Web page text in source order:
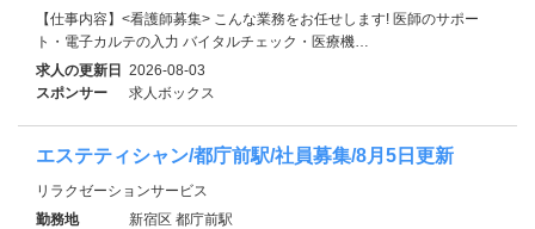
【仕事内容】<看護師募集> こんな業務をお任せします! 医師のサポー
ト・電子カルテの入力 バイタルチェック・医療機…
求人の更新日 2026-08-03
スポンサー
求人ボックス
エステティシャン/都庁前駅/社員募集/8月5日更新
リラクゼーションサービス
勤務地
新宿区 都庁前駅